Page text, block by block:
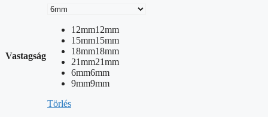
Vastagság
12mm12mm
15mm15mm
18mm18mm
21mm21mm
6mm6mm
9mm9mm
Törlés